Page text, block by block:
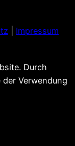
Impressum
Durch
Verwendung